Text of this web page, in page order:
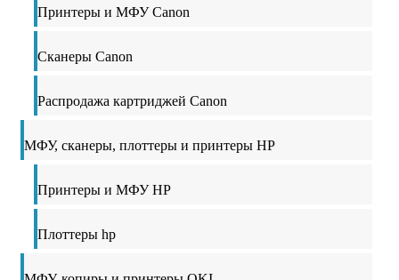
Принтеры и МФУ Canon
Сканеры Canon
Распродажа картриджей Canon
МФУ, сканеры, плоттеры и принтеры HP
Принтеры и МФУ HP
Плоттеры hp